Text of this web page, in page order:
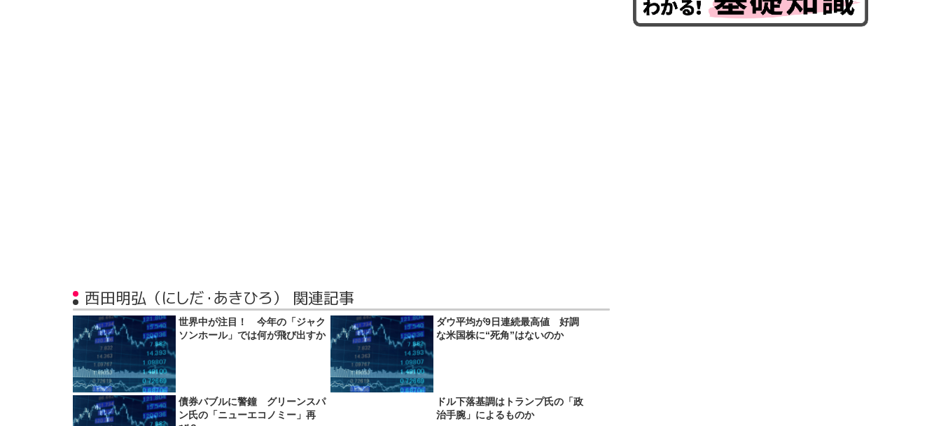
西田明弘（にしだ・あきひろ） 関連記事
世界中が注目！ 今年の「ジャク
ソンホール」では何が飛び出すか
ダウ平均が9日連続最高値 好調
な米国株に“死角”はないのか
債券バブルに警鐘 グリーンスパ
ン氏の「ニューエコノミー」再
ドル下落基調はトランプ氏の「政
治手腕」によるものか